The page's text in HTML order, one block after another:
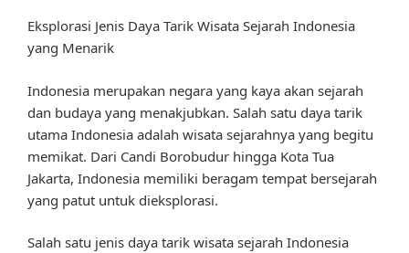
Eksplorasi Jenis Daya Tarik Wisata Sejarah Indonesia
yang Menarik
Indonesia merupakan negara yang kaya akan sejarah
dan budaya yang menakjubkan. Salah satu daya tarik
utama Indonesia adalah wisata sejarahnya yang begitu
memikat. Dari Candi Borobudur hingga Kota Tua
Jakarta, Indonesia memiliki beragam tempat bersejarah
yang patut untuk dieksplorasi.
Salah satu jenis daya tarik wisata sejarah Indonesia